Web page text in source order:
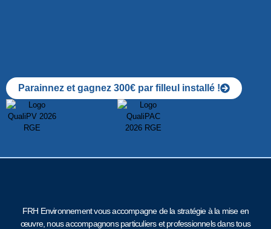
Parainnez et gagnez 300€ par filleul installé !
FRH Environnement vous accompagne de la stratégie à la mise en
œuvre, nous accompagnons particuliers et professionnels dans tous